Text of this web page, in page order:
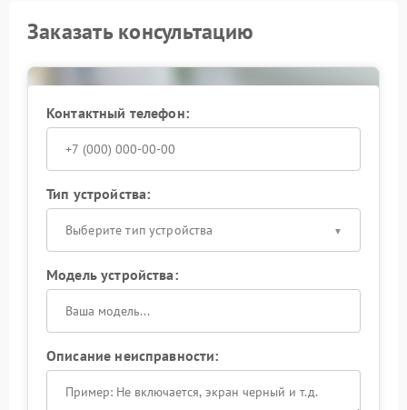
Заказать консультацию
Контактный телефон:
Тип устройства:
Выберите тип устройства
Модель устройства:
Описание неисправности: